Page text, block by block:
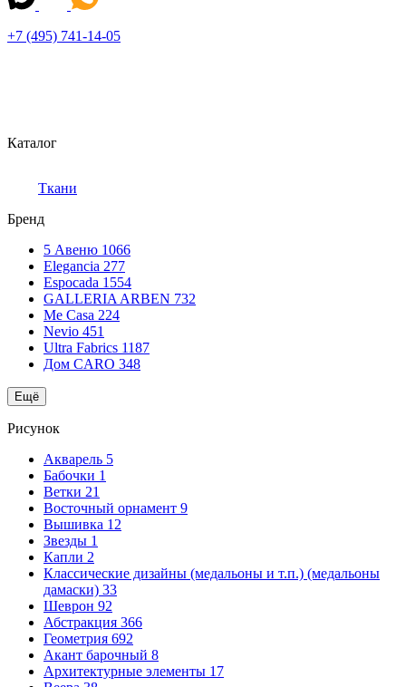
+7 (495) 741-14-05
Каталог
Ткани
Бренд
5 Авеню 1066
Elegancia 277
Espocada 1554
GALLERIA ARBEN 732
Me Casa 224
Nevio 451
Ultra Fabrics 1187
Дом CARO 348
Ещё
Рисунок
Акварель 5
Бабочки 1
Ветки 21
Восточный орнамент 9
Вышивка 12
Звезды 1
Капли 2
Классические дизайны (медальоны и т.п.) (медальоны
дамаски) 33
Шеврон 92
Абстракция 366
Геометрия 692
Акант барочный 8
Архитектурные элементы 17